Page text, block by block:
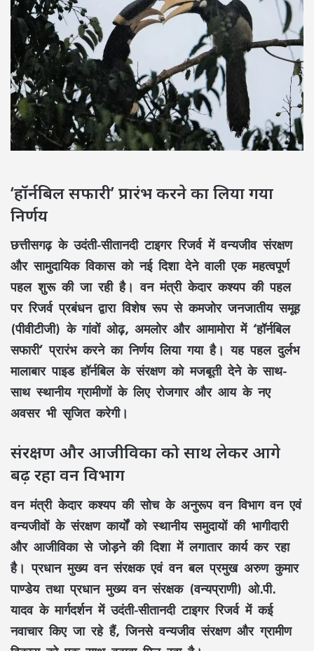
‘हॉर्नबिल सफारी’ प्रारंभ करने का लिया गया
निर्णय
छत्तीसगढ़ केउदंती-सीतानदी टाइगर रिजर्वमें वन्यजीव संरक्षण
और सामुदायिक विकास को नई दिशा देने वाली एक महत्वपूर्ण
पहल शुरू की जा रही है। वन मंत्रीकेदार कश्यपकी पहल
पर रिजर्व प्रबंधन द्वाराविशेष रूप से कमजोर जनजातीय समूह
(पीवीटीजी) के गांवों ओढ़, अमलोर और आमामोरामें‘हॉर्नबिल
सफारी’ प्रारंभ करने का निर्णय लिया गया है। यह पहल दुर्लभ
मालाबार पाइड हॉर्नबिलके संरक्षण को मजबूती देने के साथ-
साथ स्थानीय ग्रामीणों के लिए रोजगार और आय के नए
अवसर भी सृजित करेगी।
संरक्षण और आजीविका को साथ लेकर आगे
बढ़ रहा वन विभाग
वन मंत्रीकेदार कश्यपकी सोच के अनुरूपवन विभागवन एवं
वन्यजीवों के संरक्षण कार्यों को स्थानीय समुदायों की भागीदारी
और आजीविका से जोड़ने की दिशा में लगातार कार्य कर रहा
है।प्रधान मुख्य वन संरक्षक एवं वन बल प्रमुख अरुण कुमार
पाण्डेयतथाप्रधान मुख्य वन संरक्षक (वन्यप्राणी) ओ.पी.
यादवके मार्गदर्शन मेंउदंती-सीतानदी टाइगर रिजर्वमें कई
नवाचार किए जा रहे हैं, जिनसे वन्यजीव संरक्षण और ग्रामीण